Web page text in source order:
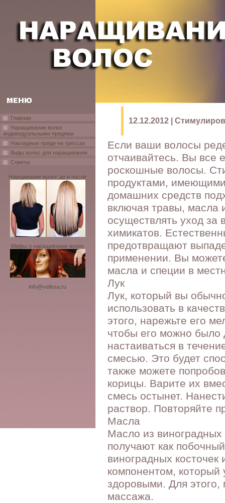
Главная
Наращивание волос
индивидуальными прядями
Накладные пряди на трессах
Виды волос для наращивания
Советы
Нарщивание волос до и после
Мифы о наращивании волос
info@velissa.ru
12.12.2012 |
Если ваши волосы
отчаивайтесь. Вы все
роскошные волосы.
продуктами,
домашних средств
включая травы, масла
осуществлять уход за
химикатов.
предотвращают
применении. Вы
масла и специи в
Лук
Лук, который вы
использовать в
этого, нарежьте его
чтобы его можно было
настаиваться в
смесью. Это будет
также можете
корицы. Варите их
смесь остынет.
раствор. Повторяйте
Масла
Масло из виноградных
получают как
виноградных
компонентом, который
здоровыми. Для этого,
массажа.